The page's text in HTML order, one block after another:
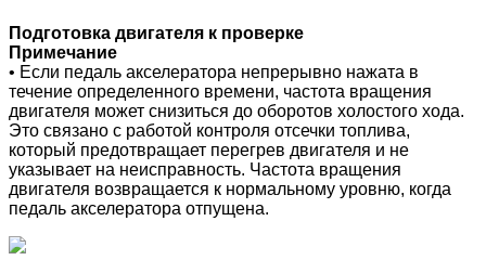
Подготовка двигателя к проверке
Примечание
• Если педаль акселератора непрерывно нажата в
течение определенного времени, частота вращения
двигателя может снизиться до оборотов холостого хода.
Это связано с работой контроля отсечки топлива,
который предотвращает перегрев двигателя и не
указывает на неисправность. Частота вращения
двигателя возвращается к нормальному уровню, когда
педаль акселератора отпущена.